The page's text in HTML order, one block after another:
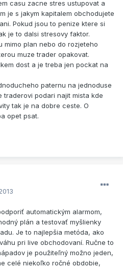
casu zacne stres ustupovat a
je s jakym kapitalem obchodujete
Pokud jsou to penize ktere si
je to dalsi stresovy faktor.
mimo plan nebo do rozjeteho
muze trader opakovat.
dost a je treba jen pockat na
paternu na jednoduse
traderovi podari najit mista kde
tak je na dobre ceste. O
opet psat.
automatickým alarmom,
plán a testovať myšlienky
Je to najlepšia metóda, ako
pri live obchodovaní. Ručne to
je použiteľný možno jeden,
celé niekoľko ročné obdobie,